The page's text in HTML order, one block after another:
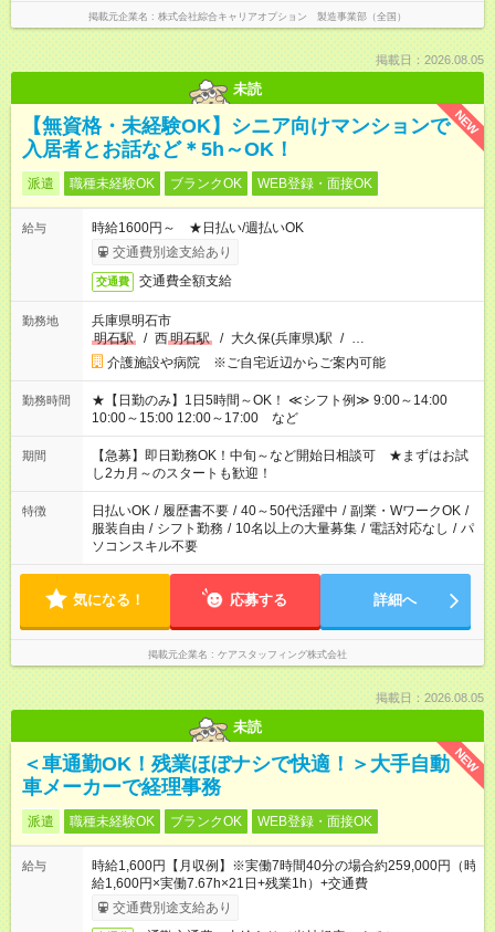
掲載元企業名 株式会社綜合キャリアオプション 製造事業部（全国）
掲載日：2026.08.05
未読
NEW
【無資格・未経験OK】シニア向けマンションで
入居者とお話など＊5h～OK！
派遣 職種未経験OK ブランクOK WEB登録・面接OK
給与
時給1600円～ ★日払い/週払いOK
交通費別途支給あり
交通費 交通費全額支給
勤務地
兵庫県明石市
明石駅
/ 西明石駅 / 大久保(兵庫県)駅 / …
介護施設や病院 ※ご自宅近辺からご案内可能
勤務時間
★【日勤のみ】1日5時間～OK！ ≪シフト例≫ 9:00～14:00
10:00～15:00 12:00～17:00 など
期間
【急募】即日勤務OK！中旬～など開始日相談可 ★まずはお試
し2カ月～のスタートも歓迎！
特徴 日払いOK / 履歴書不要 / 40～50代活躍中 / 副業・WワークOK /
服装自由 / シフト勤務 / 10名以上の大量募集 / 電話対応なし / パ
ソコンスキル不要
気になる！ 応募する 詳細へ
掲載元企業名 ケアスタッフィング株式会社
掲載日：2026.08.05
未読
NEW
＜車通勤OK！残業ほぼナシで快適！＞大手自動
車メーカーで経理事務
派遣 職種未経験OK ブランクOK WEB登録・面接OK
給与
時給1,600円【月収例】※実働7時間40分の場合約259,000円（時
給1,600円×実働7.67h×21日+残業1h）+交通費
交通費別途支給あり